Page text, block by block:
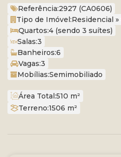
Referência:2927 (CA0606)
Tipo de Imóvel:Residencial »
Quartos:4 (sendo 3 suítes)
Salas:3
Banheiros:6
Vagas:3
Mobílias:Semimobiliado
Área Total:510 m²
Terreno:1506 m²